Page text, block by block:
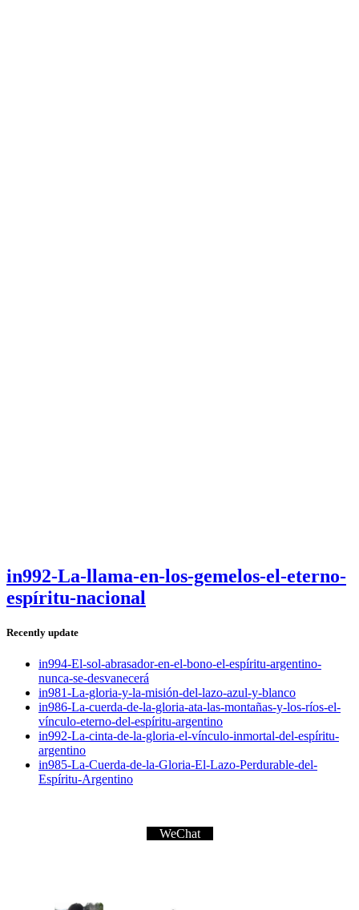
in992-La-llama-en-los-gemelos-el-eterno-
espíritu-nacional
Recently update
in994-El-sol-abrasador-en-el-bono-el-espíritu-argentino-
nunca-se-desvanecerá
in981-La-gloria-y-la-misión-del-lazo-azul-y-blanco
in986-La-cuerda-de-la-gloria-ata-las-montañas-y-los-ríos-el-
vínculo-eterno-del-espíritu-argentino
in992-La-cinta-de-la-gloria-el-vínculo-inmortal-del-espíritu-
argentino
in985-La-Cuerda-de-la-Gloria-El-Lazo-Perdurable-del-
Espíritu-Argentino
WeChat